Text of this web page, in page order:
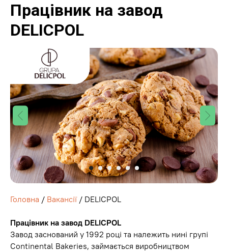
Працівник на завод
DELICPOL
Головна / Вакансії/ DELICPOL
Працівник на завод DELICPOL
Завод заснований у 1992 році та належить нині групі
Continental Bakeries, займається виробництвом